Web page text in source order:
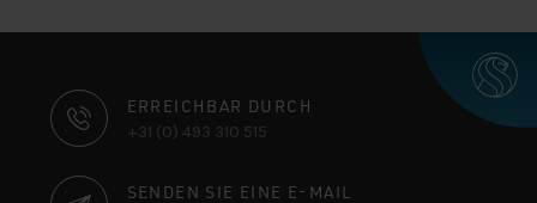
KONTAKTINFORMATIONEN
ERREICHBAR DURCH
+31 (0) 493 310 515
SENDEN SIE EINE E-MAIL